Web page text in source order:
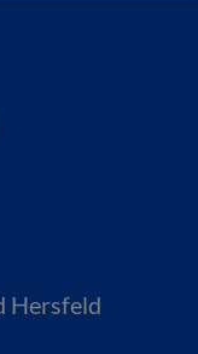
Hersfeld